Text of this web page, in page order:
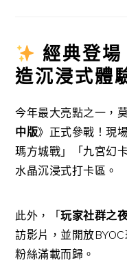
經典登
造沉浸式體
今年最大亮點之一，
中版》正式參戰！現
瑪方城戰」「九宮幻
水晶沉浸式打卡區。
此外，「玩家社群之
訪影片，並開放
粉絲滿載而歸。